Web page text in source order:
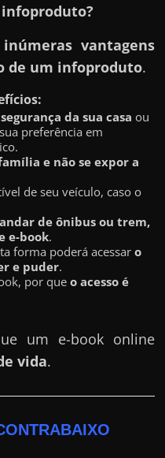
inúmeras vantagens
de um infoproduto.
da sua casa ou
preferência em
e não se expor a
de seu veículo, caso o
de ônibus ou trem,
e-book.
forma poderá acessaro
e puder.
por queo acesso é
um e-book online
vida.